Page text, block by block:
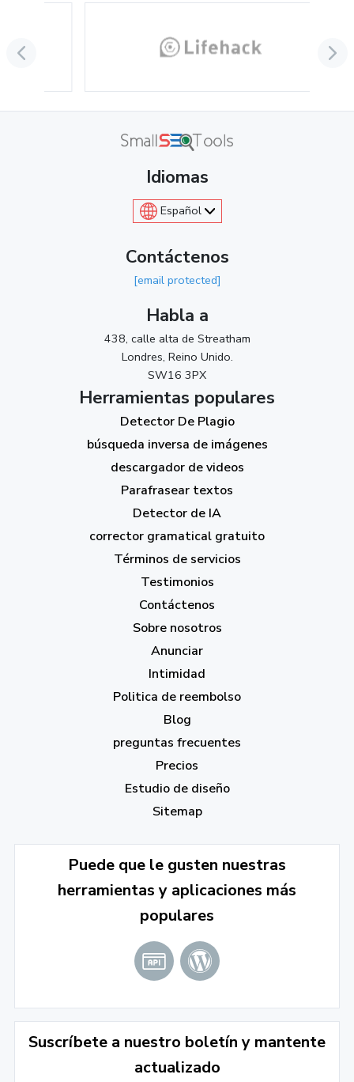
Idiomas
Español
Contáctenos
[email protected]
Habla a
438, calle alta de Streatham
Londres, Reino Unido.
SW16 3PX
Herramientas populares
Detector De Plagio
búsqueda inversa de imágenes
descargador de videos
Parafrasear textos
Detector de IA
corrector gramatical gratuito
Términos de servicios
Testimonios
Contáctenos
Sobre nosotros
Anunciar
Intimidad
Politica de reembolso
Blog
preguntas frecuentes
Precios
Estudio de diseño
Sitemap
Puede que le gusten nuestras
herramientas y aplicaciones más
populares
Suscríbete a nuestro boletín y mantente
actualizado